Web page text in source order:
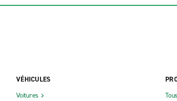
VÉHICULES
Voitures